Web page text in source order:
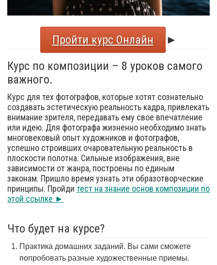
Пройти курс Онлайн
►
Курс по композиции – 8 уроков самого
важного.
Курс для тех фотографов, которые хотят сознательно
создавать эстетическую реальность кадра, привлекать
внимание зрителя, передавать ему свое впечатление
или идею. Для фотографа жизненно необходимо знать
многовековый опыт художников и фотографов,
успешно строивших очаровательную реальность в
плоскости полотна. Сильные изображения, вне
зависимости от жанра, построены по единым
законам. Пришло время узнать эти образотворческие
принципы. Пройди тест на знание основ композиции по
этой ссылке ►
Что будет на курсе?
Практика домашних заданий. Вы сами сможете
попробовать разные художественные приемы.